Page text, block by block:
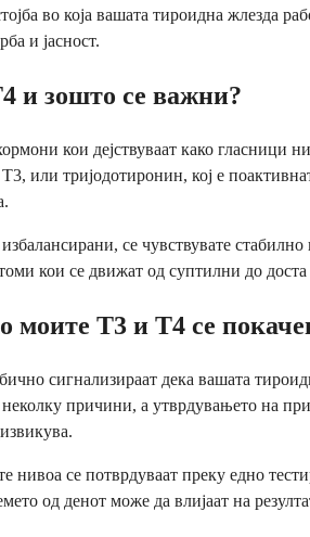
во која вашата тироидна жлезда
и јасност.
и зошто се важни?
кои дејствуваат како гласници
или тријодотиронин, кој е
се чувствувате
кои се движат од суптилни до
моите Т3 и Т4 се
сигнализираат дека вашата
причини, а утврдувањето на
нивоа се потврдуваат преку едно
од денот може да влијаат на